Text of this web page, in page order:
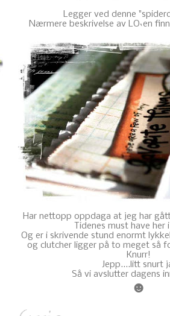
Legger ved denne
Nærmere beskrivelse av LO`en
Har nettopp oppdaga at jeg har
Tidenes must have her
Og er i skrivende stund enormt
og clutcher ligger på to meget så
Knurr!
Jepp....litt snurt
Så vi avslutter dagens
☻